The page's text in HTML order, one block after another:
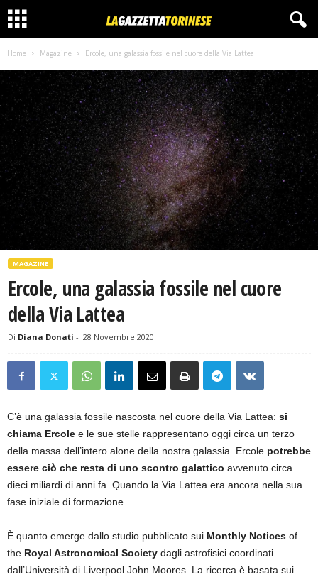
Home Magazine Ercole, una galassia fossile nel cuore della Via Lattea
MAGAZINE
Ercole, una galassia fossile nel cuore
della Via Lattea
Di Diana Donati - 28 Novembre 2020
C’è una galassia fossile nascosta nel cuore della Via Lattea: si
chiama Ercole e le sue stelle rappresentano oggi circa un terzo
della massa dell’intero alone della nostra galassia. Ercole potrebbe
essere ciò che resta di uno scontro galattico avvenuto circa
dieci miliardi di anni fa. Quando la Via Lattea era ancora nella sua
fase iniziale di formazione.
È quanto emerge dallo studio pubblicato sui Monthly Notices of
the Royal Astronomical Society dagli astrofisici coordinati
dall’Università di Liverpool John Moores. La ricerca è basata sui